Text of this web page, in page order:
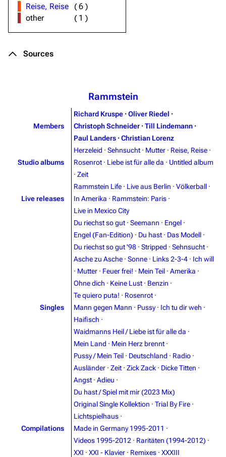
3.4K 12 290.4K
Navigation
Main page
Random page
Rammstein
Information
Discography
Videography
Song list
Merchandise
Emigrate
Lindemann
Information
Reise, Reise
(6 )
other
( 1 )
Sources
Rammstein
Members
Richard Kruspe · Oliver Riedel ·
Christoph Schneider · Till Lindemann ·
Paul Landers · Christian Lorenz
Studio albums
Herzeleid · Sehnsucht · Mutter · Reise, Reise ·
Rosenrot · Liebe ist für alle da · Untitled album
· Zeit
Live releases
Rammstein Life · Live aus Berlin · Völkerball ·
In Amerika · Rammstein: Paris ·
Live in Mexico City
Singles
Du riechst so gut · Seemann · Engel ·
Engel (Fan-Edition) · Du hast · Das Modell ·
Du riechst so gut '98 · Stripped · Sehnsucht ·
Asche zu Asche · Sonne · Links 2-3-4 · Ich will
· Mutter · Feuer frei! · Mein Teil · Amerika ·
Ohne dich · Keine Lust · Benzin ·
Te quiero puta! · Rosenrot ·
Mann gegen Mann · Pussy · Ich tu dir weh ·
Haifisch ·
Waidmanns Heil / Liebe ist für alle da ·
Mein Land · Mein Herz brennt ·
Pussy / Mein Teil · Deutschland · Radio ·
Ausländer · Zeit · Zick Zack · Dicke Titten ·
Angst · Adieu ·
Du hast / Spiel mit mir (2023 Mix)
Compilations
Original Single Kollektion · Trial By Fire ·
Lichtspielhaus ·
Made in Germany 1995-2011 ·
Videos 1995-2012 · Raritäten (1994-2012) ·
XXI · XXI - Klavier · Remixes · XXXIII